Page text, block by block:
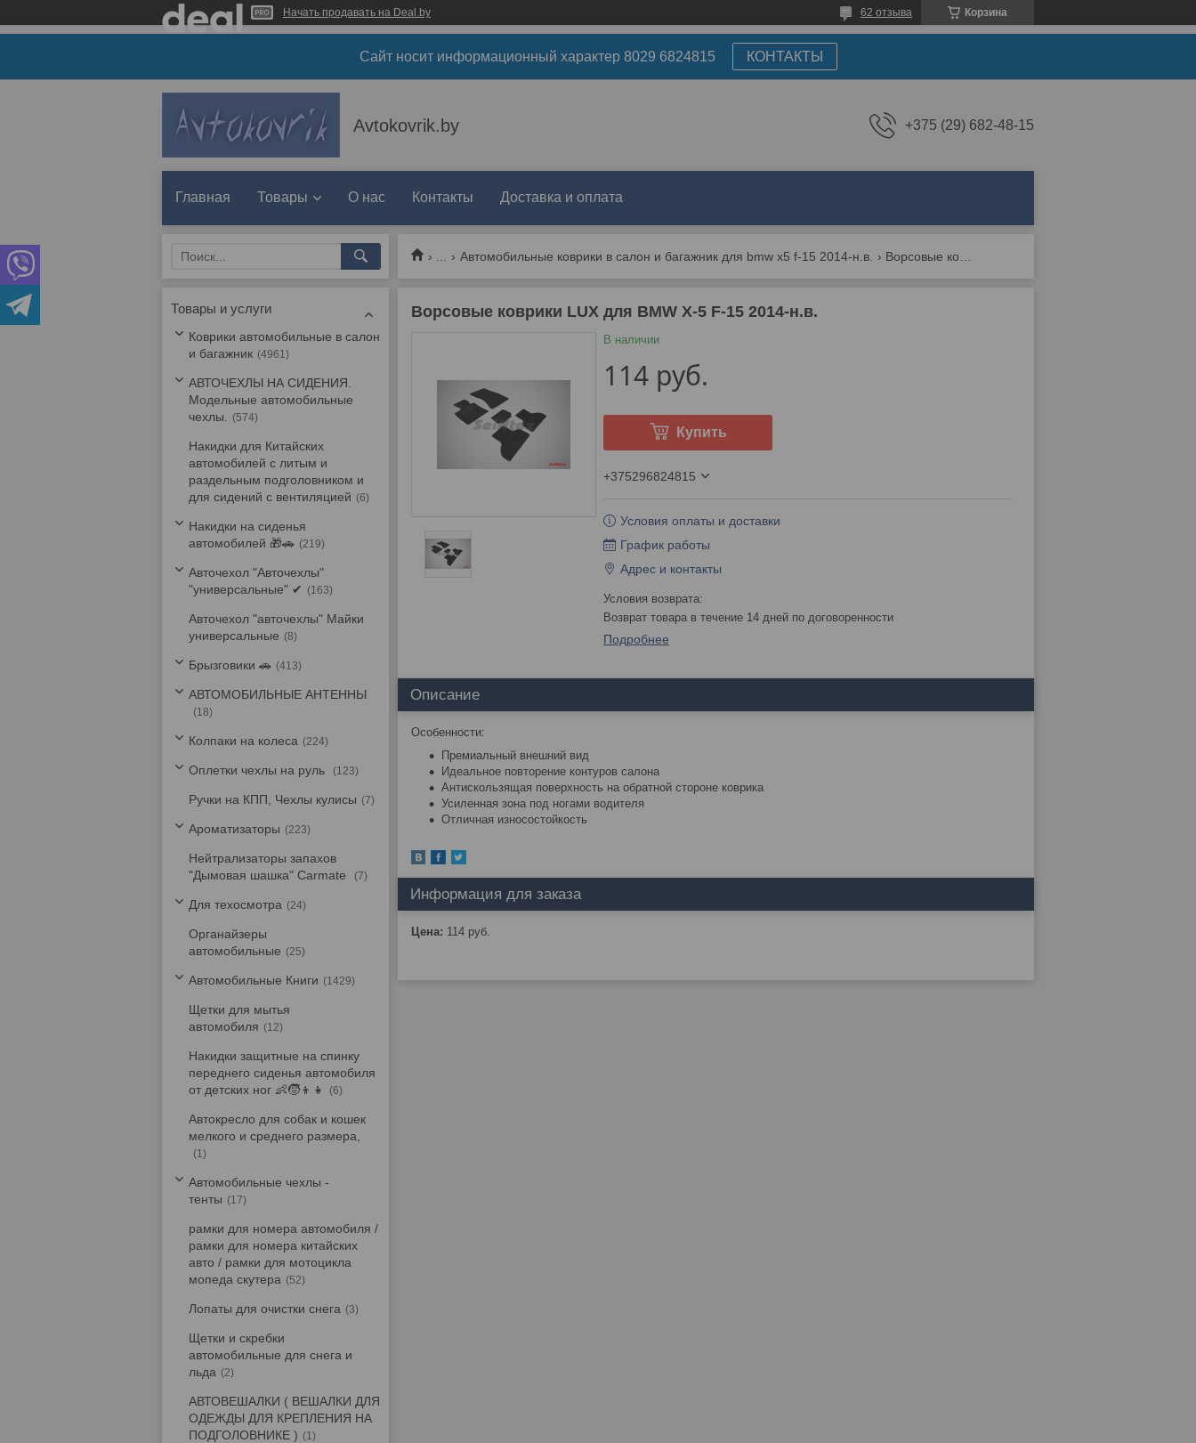
Начать продавать на Deal.by Корзина
62 отзыва
Сайт носит информационный характер 8029 6824815 КОНТАКТЫ
Avtokovrik.by +375 (29) 682-48-15
Главная Товары О нас Контакты Доставка и оплата
Автомобильные коврики в салон и багажник для bmw x5 f-15 2014-н.в.
Ворсовые коврики LUX для BMW X-5 F-15 2014-н.в.
В наличии
114 руб.
Купить
+375296824815
Условия оплаты и доставки
График работы
Адрес и контакты
возврат товара в течение 14 дней по договоренности
Подробнее
Описание
Особенности:
Премиальный внешний вид
Идеальное повторение контуров салона
Антискользящая поверхность на обратной стороне коврика
Усиленная зона под ногами водителя
Отличная износостойкость
Информация для заказа
Цена: 114 руб.
Товары и услуги
Коврики автомобильные в салон
и багажник
4961
АВТОЧЕХЛЫ НА СИДЕНИЯ.
Модельные автомобильные
чехлы.
574
Накидки для Китайских
автомобилей с литым и
раздельным подголовником и
для сидений с вентиляцией
6
Накидки на сиденья
автомобилей 🎁🚗
219
Авточехол "Авточехлы"
"универсальные" ✔
163
Авточехол "авточехлы" Майки
универсальные
8
Брызговики 🚗 413
АВТОМОБИЛЬНЫЕ АНТЕННЫ
18
Колпаки на колеса 224
Оплетки чехлы на руль 123
Ручки на КПП, Чехлы кулисы 7
Ароматизаторы 223
Нейтрализаторы запахов
"Дымовая шашка" Carmate
7
Для техосмотра 24
Органайзеры
автомобильные
25
Автомобильные Книги 1429
Щетки для мытья
автомобиля
12
Накидки защитные на спинку
переднего сиденья автомобиля
от детских ног 👶🧒👦👧
6
Автокресло для собак и кошек
мелкого и среднего размера,
1
Автомобильные чехлы -
тенты
17
рамки для номера автомобиля /
рамки для номера китайских
авто / рамки для мотоцикла
мопеда скутера
52
Лопаты для очистки снега 3
Щетки и скребки
автомобильные для снега и
льда
2
АВТОВЕШАЛКИ ( ВЕШАЛКИ ДЛЯ
ОДЕЖДЫ ДЛЯ КРЕПЛЕНИЯ НА
ПОДГОЛОВНИКЕ )
1